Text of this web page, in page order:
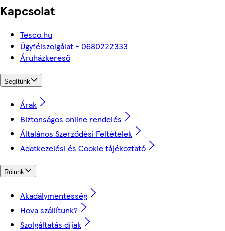
Kapcsolat
Tesco.hu
Ügyfélszolgálat - 0680222333
Áruházkereső
Segítünk
Árak
Biztonságos online rendelés
Általános Szerződési Feltételek
Adatkezelési és Cookie tájékoztató
Rólunk
Akadálymentesség
Hova szállítunk?
Szolgáltatás díjak